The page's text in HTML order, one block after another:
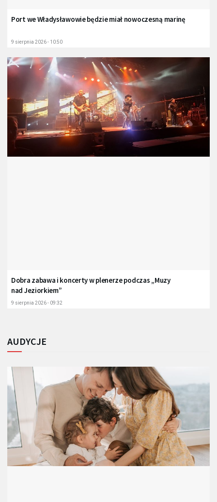
Port we Władysławowie będzie miał nowoczesną marinę
9 sierpnia 2026 - 10:50
Dobra zabawa i koncerty w plenerze podczas „Muzy
nad Jeziorkiem”
9 sierpnia 2026 - 09:32
AUDYCJE